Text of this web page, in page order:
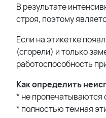
В результате
строя, поэтому
Если на этикетке
(сгорели) и только
работоспособность
Как определить
* не пропечатываются
* полностью темная